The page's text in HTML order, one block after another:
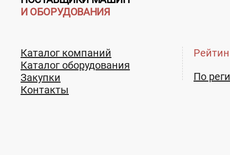
И ОБОРУДОВАНИЯ
Каталог компаний
Каталог оборудования
Закупки
Контакты
По